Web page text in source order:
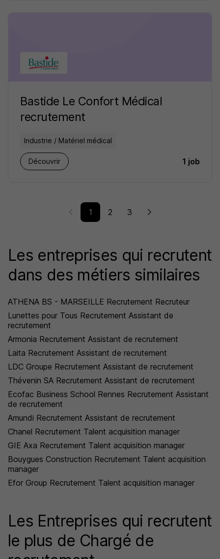
Bastide Le Confort Médical
recrutement
Industrie / Matériel médical
Découvrir 1 job
1 2 3
Les entreprises qui recrutent
dans des métiers similaires
ATHENA BS - MARSEILLE Recrutement Recruteur
Lunettes pour Tous Recrutement Assistant de
recrutement
Armonia Recrutement Assistant de recrutement
Laita Recrutement Assistant de recrutement
LDC Groupe Recrutement Assistant de recrutement
Thévenin SA Recrutement Assistant de recrutement
Ecofac Business School Rennes Recrutement Assistant
de recrutement
Amundi Recrutement Assistant de recrutement
Chanel Recrutement Talent acquisition manager
GIE Axa Recrutement Talent acquisition manager
Bouygues Construction Recrutement Talent acquisition
manager
Efor Group Recrutement Talent acquisition manager
Les Entreprises qui recrutent
le plus de Chargé de